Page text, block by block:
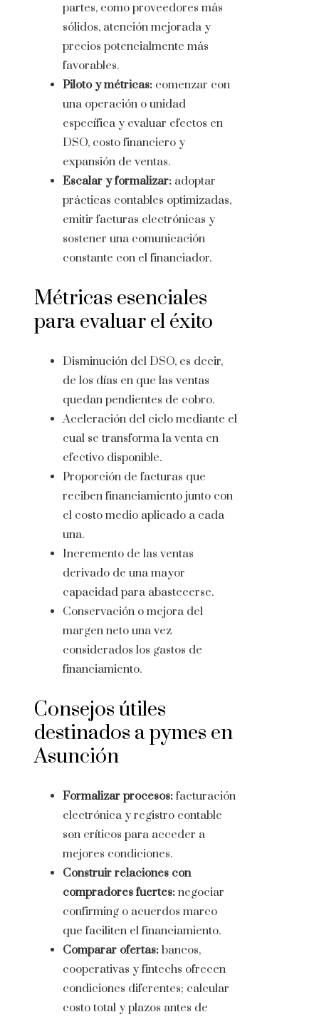
partes, como proveedores más
sólidos, atención mejorada y
precios potencialmente más
favorables.
Piloto y métricas: comenzar con
una operación o unidad
específica y evaluar efectos en
DSO, costo financiero y
expansión de ventas.
Escalar y formalizar: adoptar
prácticas contables optimizadas,
emitir facturas electrónicas y
sostener una comunicación
constante con el financiador.
Métricas esenciales
para evaluar el éxito
Disminución del DSO, es decir,
de los días en que las ventas
quedan pendientes de cobro.
Aceleración del ciclo mediante el
cual se transforma la venta en
efectivo disponible.
Proporción de facturas que
reciben financiamiento junto con
el costo medio aplicado a cada
una.
Incremento de las ventas
derivado de una mayor
capacidad para abastecerse.
Conservación o mejora del
margen neto una vez
considerados los gastos de
financiamiento.
Consejos útiles
destinados a pymes en
Asunción
Formalizar procesos: facturación
electrónica y registro contable
son críticos para acceder a
mejores condiciones.
Construir relaciones con
compradores fuertes: negociar
confirming o acuerdos marco
que faciliten el financiamiento.
Comparar ofertas: bancos,
cooperativas y fintechs ofrecen
condiciones diferentes; calcular
costo total y plazos antes de